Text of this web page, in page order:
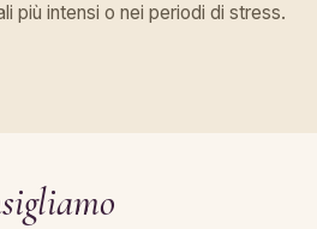
più intensi o nei periodi di stress.